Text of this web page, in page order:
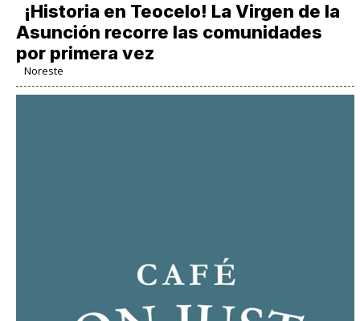
​¡Historia en Teocelo! La Virgen de la
Asunción recorre las comunidades
por primera vez
Noreste